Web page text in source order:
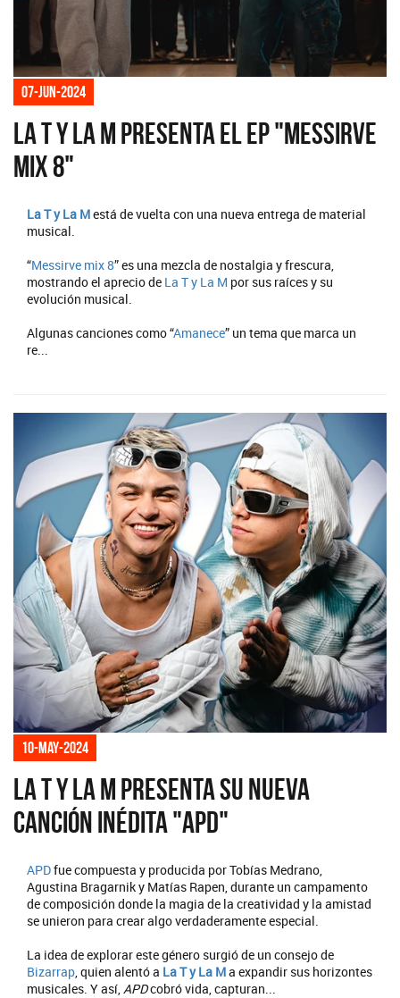
07-jun-2024
La T y La M presenta el EP "Messirve
mix 8"
La T y La Mestá de vuelta con una nueva entrega de material
musical.
“Messirve mix 8” es una mezcla de nostalgia y frescura,
mostrando el aprecio de La T y La M por sus raíces y su
evolución musical.
Algunas canciones como “Amanece” un tema que marca un
re...
10-may-2024
La T y La M presenta su nueva
canción inédita "APD"
APDfue compuesta y producida por Tobías Medrano,
Agustina Bragarnik y Matías Rapen, durante un campamento
de composición donde la magia de la creatividad y la amistad
se unieron para crear algo verdaderamente especial.
La idea de explorar este género surgió de un consejo de
Bizarrap , quien alentó a La T y La Ma expandir sus horizontes
musicales. Y así, APDcobró vida, capturan...